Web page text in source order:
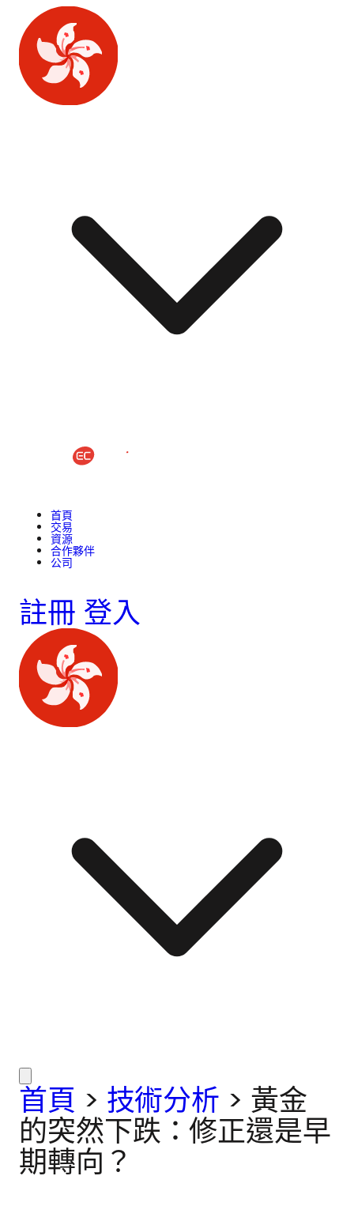
首頁
交易
資源
合作夥伴
公司
註冊 登入
首頁 > 技術分析 > 黃金
的突然下跌：修正還是早
期轉向？